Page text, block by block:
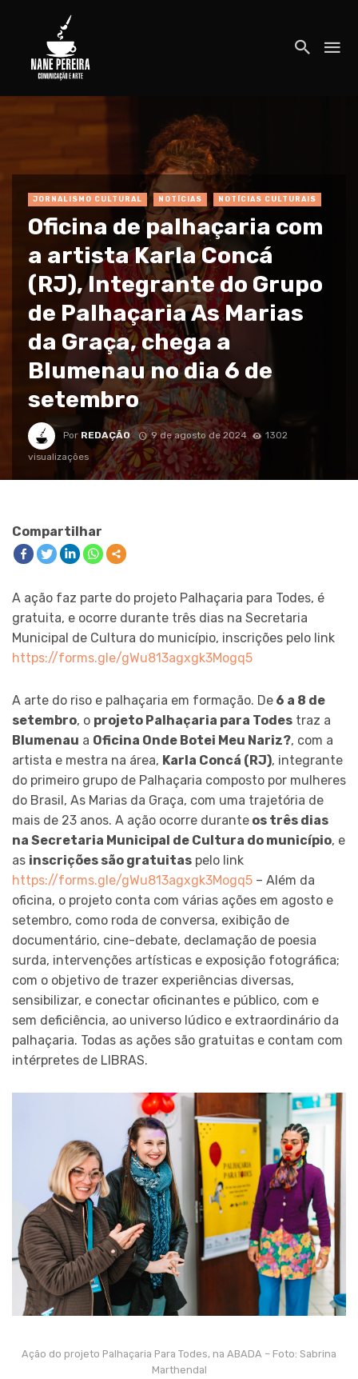
JORNALISMO CULTURAL NOTÍCIAS NOTÍCIAS CULTURAIS
Oficina de palhaçaria com
a artista Karla Concá
(RJ), Integrante do Grupo
de Palhaçaria As Marias
da Graça, chega a
Blumenau no dia 6 de
setembro
PorREDAÇÃO 9 de agosto de 2024
1302
visualizações
Compartilhar
A ação faz parte do projeto Palhaçaria para Todes, é
gratuita, e ocorre durante três dias na Secretaria
Municipal de Cultura do município, inscrições pelo link
https://forms.gle/gWu813agxgk3Mogq5
A arte do riso e palhaçaria em formação. De 6 a 8 de
setembro, o projeto Palhaçaria para Todes traz a
Blumenau a Oficina Onde Botei Meu Nariz?, com a
artista e mestra na área, Karla Concá (RJ), integrante
do primeiro grupo de Palhaçaria composto por mulheres
do Brasil, As Marias da Graça, com uma trajetória de
mais de 23 anos. A ação ocorre durante os três dias
na Secretaria Municipal de Cultura do município, e
as inscrições são gratuitas pelo link
https://forms.gle/gWu813agxgk3Mogq5 – Além da
oficina, o projeto conta com várias ações em agosto e
setembro, como roda de conversa, exibição de
documentário, cine-debate, declamação de poesia
surda, intervenções artísticas e exposição fotográfica;
com o objetivo de trazer experiências diversas,
sensibilizar, e conectar oficinantes e público, com e
sem deficiência, ao universo lúdico e extraordinário da
palhaçaria. Todas as ações são gratuitas e contam com
intérpretes de LIBRAS.
Ação do projeto Palhaçaria Para Todes, na ABADA – Foto: Sabrina
Marthendal